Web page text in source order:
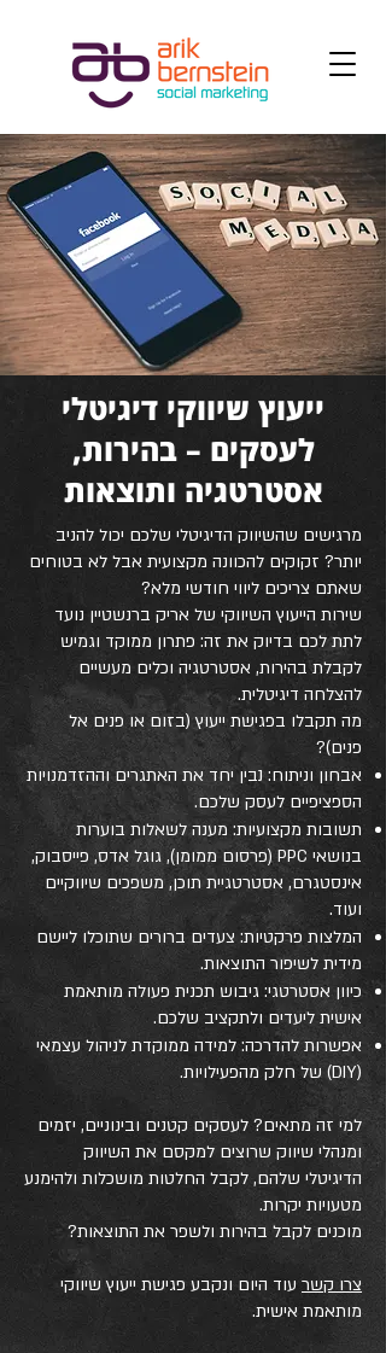
ייעוץ שיווקי דיגיטלי
לעסקים – בהירות,
אסטרטגיה ותוצאות
מרגישים שהשיווק הדיגיטלי שלכם יכול להניב
יותר? זקוקים להכוונה מקצועית אבל לא בטוחים
שאתם צריכים ליווי חודשי מלא?
שירות הייעוץ השיווקי של אריק ברנשטיין נועד
לתת לכם בדיוק את זה: פתרון ממוקד וגמיש
לקבלת בהירות, אסטרטגיה וכלים מעשיים
להצלחה דיגיטלית.
מה תקבלו בפגישת ייעוץ (בזום או פנים אל
פנים)?
אבחון וניתוח: נבין יחד את האתגרים וההזדמנויות
הספציפיים לעסק שלכם.
תשובות מקצועיות: מענה לשאלות בוערות
בנושאי PPC (פרסום ממומן), גוגל אדס, פייסבוק,
אינסטגרם, אסטרטגיית תוכן, משפכים שיווקיים
ועוד.
המלצות פרקטיות: צעדים ברורים שתוכלו ליישם
מידית לשיפור התוצאות.
כיוון אסטרטגי: גיבוש תכנית פעולה מותאמת
אישית ליעדים ולתקציב שלכם.
אפשרות להדרכה: למידה ממוקדת לניהול עצמאי
(DIY) של חלק מהפעילויות.
למי זה מתאים? לעסקים קטנים ובינוניים, יזמים
ומנהלי שיווק שרוצים למקסם את השיווק
הדיגיטלי שלהם, לקבל החלטות מושכלות ולהימנע
מטעויות יקרות.
מוכנים לקבל בהירות ולשפר את התוצאות?
צרו קשר עוד היום ונקבע פגישת ייעוץ שיווקי
מותאמת אישית.